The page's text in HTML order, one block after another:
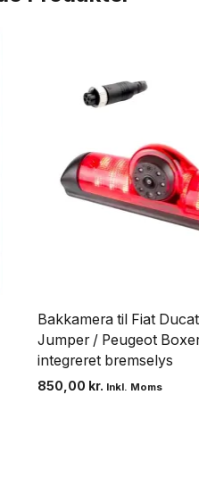
Bakkamera til Fiat
Jumper / Peugeot
integreret bremselys
850,00 kr. Inkl. Moms